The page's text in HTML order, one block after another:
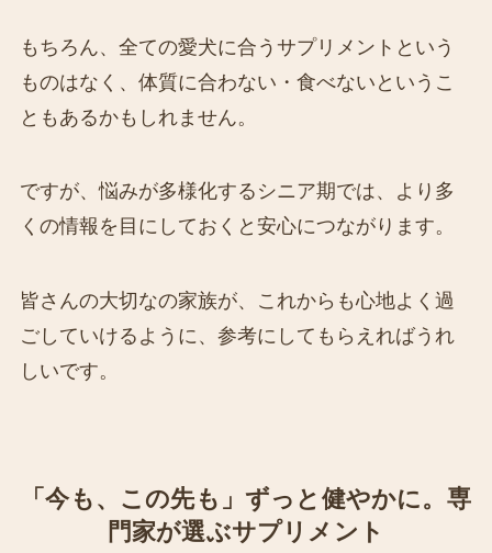
もちろん、全ての愛犬に合うサプリメントという
ものはなく、体質に合わない・食べないというこ
ともあるかもしれません。
ですが、悩みが多様化するシニア期では、より多
くの情報を目にしておくと安心につながります。
皆さんの大切なの家族が、これからも心地よく過
ごしていけるように、参考にしてもらえればうれ
しいです。
「今も、この先も」ずっと健やかに。専
門家が選ぶサプリメント